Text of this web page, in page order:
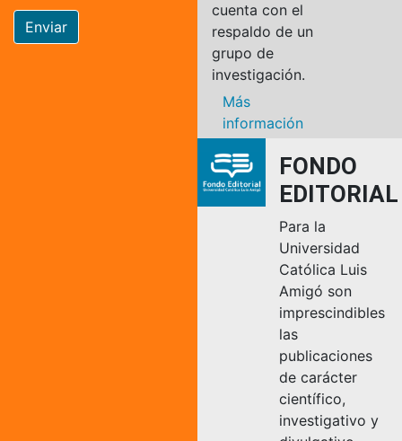
Enviar
cuenta con el
respaldo de un
grupo de
investigación.
Más
información
FONDO
EDITORIAL
Para la
Universidad
Católica Luis
Amigó son
imprescindibles
las
publicaciones
de carácter
científico,
investigativo y